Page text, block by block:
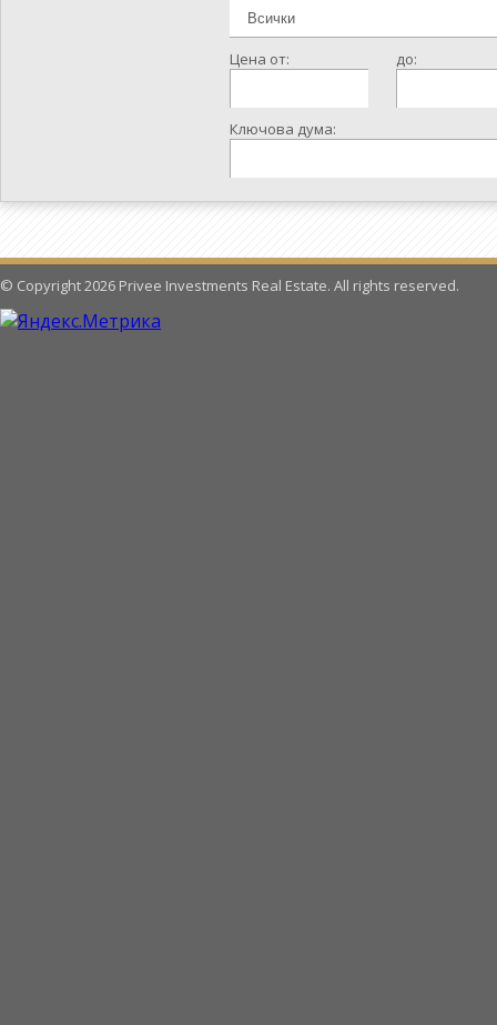
Цена от: до:
Ключова дума:
© Copyright 2026 Privee Investments Real Estate. All rights reserved.